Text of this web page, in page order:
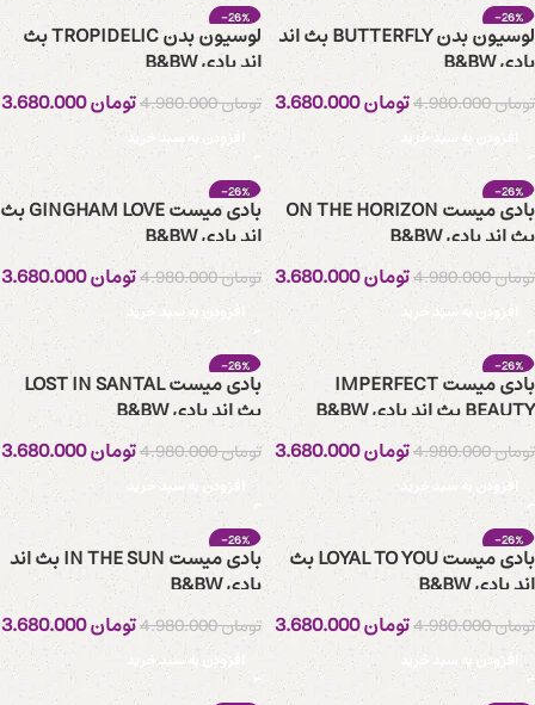
-26%
لوسیون بدن BUTTERFLY بث اند
بادی B&BW
تومان4.980.000 تومان3.680.000
افزودن به سبد خرید
-26%
لوسیون بدن TROPIDELIC بث
اند بادی B&BW
تومان4.980.000 تومان3.680.000
افزودن به سبد خرید
-26%
بادی میست ON THE HORIZON
بث اند بادی B&BW
تومان4.980.000 تومان3.680.000
افزودن به سبد خرید
-26%
بادی میست GINGHAM LOVE بث
اند بادی B&BW
تومان4.980.000 تومان3.680.000
افزودن به سبد خرید
-26%
بادی میست IMPERFECT
BEAUTY بث اند بادی B&BW
تومان4.980.000 تومان3.680.000
افزودن به سبد خرید
-26%
بادی میست LOST IN SANTAL
بث اند بادی B&BW
تومان4.980.000 تومان3.680.000
افزودن به سبد خرید
-26%
بادی میست LOYAL TO YOU بث
اند بادی B&BW
تومان4.980.000 تومان3.680.000
افزودن به سبد خرید
-26%
بادی میست IN THE SUN بث اند
بادی B&BW
تومان4.980.000 تومان3.680.000
افزودن به سبد خرید